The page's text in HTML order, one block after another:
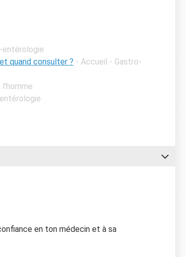
entérologie
quand consulter ? - Accueil - Gastro-
en ton médecin et à sa